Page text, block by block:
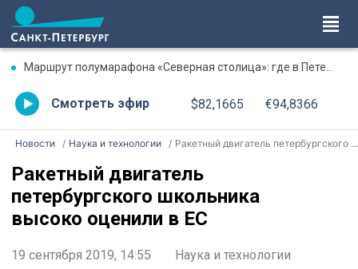
Маршрут полумарафона «Северная столица»: где в Петербурге будут перекрыты дороги 9 августа
Смотреть эфир $82,1665 €94,8366
Новости Наука и технологии Ракетный двигатель петербургского школьника высоко оценили в ЕС
Ракетный двигатель
петербургского школьника
высоко оценили в ЕС
19 сентября 2019, 14:55 Наука и технологии